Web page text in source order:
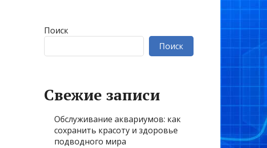
Поиск
Поиск
Свежие записи
Обслуживание аквариумов: как
сохранить красоту и здоровье
подводного мира